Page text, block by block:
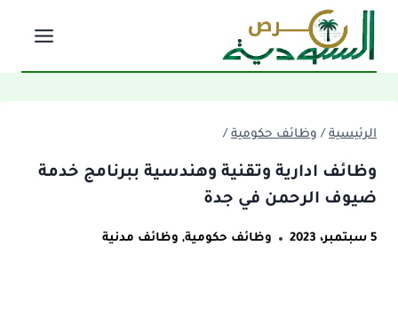
التجاوز
المحتوى
الرئيسية / وظائف حكومية /
وظائف ادارية وتقنية وهندسية ببرنامج خدمة
ضيوف الرحمن في جدة
5 سبتمبر، 2023 وظائف حكومية, وظائف مدنية